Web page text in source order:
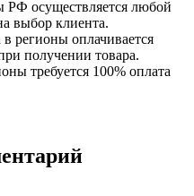
РФ осуществляется любой
выбор клиента.
в регионы оплачивается
получении товара.
требуется 100% оплата